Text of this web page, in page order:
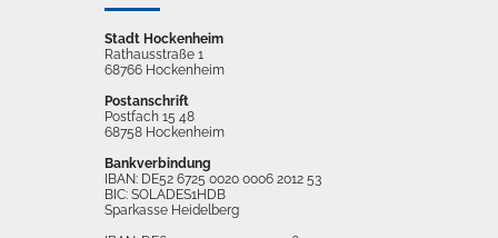
Stadt Hockenheim
Rathausstraße 1
68766 Hockenheim
Postanschrift
Postfach 15 48
68758 Hockenheim
Bankverbindung
IBAN: DE52 6725 0020 0006 2012 53
BIC: SOLADES1HDB
Sparkasse Heidelberg